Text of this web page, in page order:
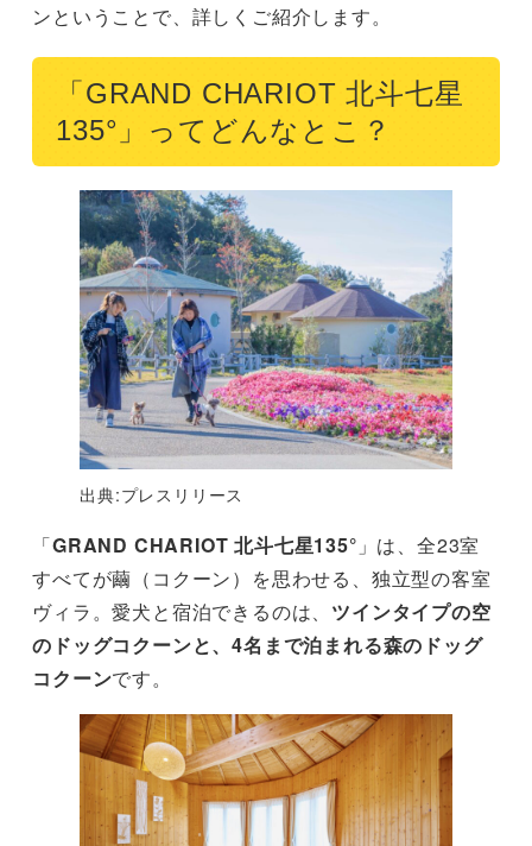
ンということで、詳しくご紹介します。
「GRAND CHARIOT 北斗七星
135°」ってどんなとこ？
出典:プレスリリース
「GRAND CHARIOT 北斗七星135° 」は、全23室
すべてが繭（コクーン）を思わせる、独立型の客室
ヴィラ。愛犬と宿泊できるのは、 ツインタイプの空
の ドッグコクーンと、4名まで泊まれる森のドッグ
コクーンです。